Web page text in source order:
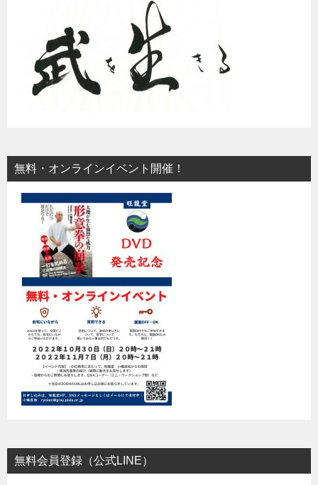
無料・オンラインイベント開催！
無料会員登録（公式LINE）